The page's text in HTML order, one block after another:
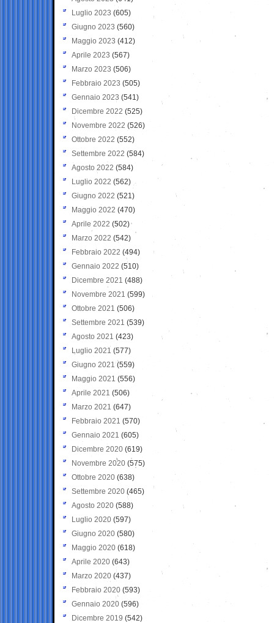
Luglio 2023 (605)
Giugno 2023 (560)
Maggio 2023 (412)
Aprile 2023 (567)
Marzo 2023 (506)
Febbraio 2023 (505)
Gennaio 2023 (541)
Dicembre 2022 (525)
Novembre 2022 (526)
Ottobre 2022 (552)
Settembre 2022 (584)
Agosto 2022 (584)
Luglio 2022 (562)
Giugno 2022 (521)
Maggio 2022 (470)
Aprile 2022 (502)
Marzo 2022 (542)
Febbraio 2022 (494)
Gennaio 2022 (510)
Dicembre 2021 (488)
Novembre 2021 (599)
Ottobre 2021 (506)
Settembre 2021 (539)
Agosto 2021 (423)
Luglio 2021 (577)
Giugno 2021(559)
Maggio 2021 (556)
Aprile 2021 (506)
Marzo 2021 (647)
Febbraio 2021 (570)
Gennaio 2021 (605)
Dicembre 2020 (619)
Novembre 2020 (575)
Ottobre 2020 (638)
Settembre 2020(465)
Agosto 2020 (588)
Luglio 2020 (597)
Giugno 2020 (580)
Maggio 2020 (618)
Aprile 2020 (643)
Marzo 2020 (437)
Febbraio 2020 (593)
Gennaio 2020 (596)
Dicembre 2019 (542)